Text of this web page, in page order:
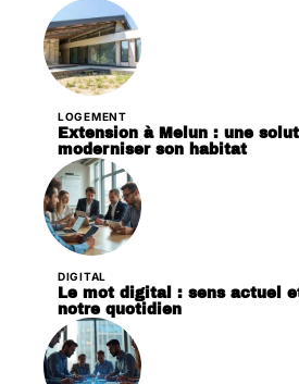
LOGEMENT
Extension à Melun : une
moderniser son habitat
DIGITAL
Le mot digital : sens actuel
notre quotidien